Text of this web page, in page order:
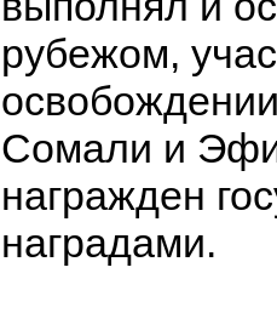
рубежом,
Сомали и
награжден
наградами.